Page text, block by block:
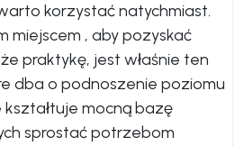
korzystać natychmiast.
miejscem , aby pozyskać
praktykę, jest właśnie ten
dba o podnoszenie poziomu
mocną bazę
sprostać potrzebom